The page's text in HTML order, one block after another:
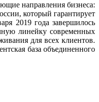
направления бизнеса:
который гарантирует
2019 года завершилось
линейку современных
для всех клиентов.
база объединенного